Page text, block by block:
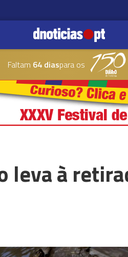
Faltam 64 diaspara os
leva à